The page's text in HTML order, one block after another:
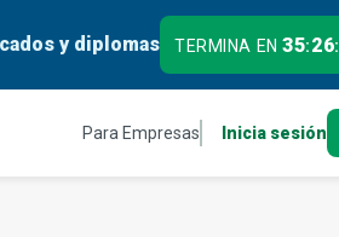
y diplomas TERMINA EN35:26:
Para Empresas Inicia sesión